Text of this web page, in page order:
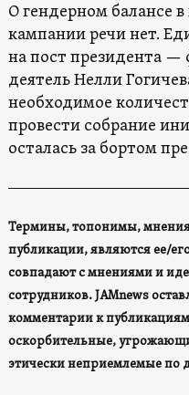
О гендерном балансе
кампании речи нет.
на пост президента
деятель Нелли
необходимое
провести собрание
осталась за бортом
Термины, топонимы,
публикации, являются ее/
совпадают с мнениями и
сотрудников. JAMnews
комментарии к
оскорбительные,
этически неприемлемые